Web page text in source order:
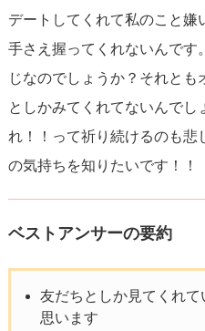
デートしてくれて私のこと嫌
手さえ握ってくれないんです
じなのでしょうか？それと
としかみてくれてないんでし
れ！！って祈り続けるのも悲
の気持ちを知りたいです！！
ベストアンサーの要約
友だちとしか見てくれ
思います